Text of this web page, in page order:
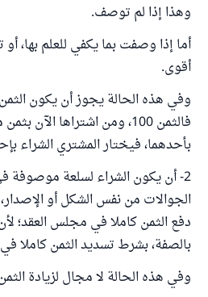
وهذا إذا لم توصف.
أما إذا وصفت بما يكفي للعلم بها،
أقوى.
وفي هذه الحالة يجوز أن يكون
بأحدهما، فيختار المشتري الشراء
2- أن يكون الشراء لسلعة موصوفة
الجوالات من نفس الشكل أو
دفع الثمن كاملا في مجلس العقد؛
بالصفة، بشرط تسديد الثمن كاملا
وفي هذه الحالة لا مجال لزيادة